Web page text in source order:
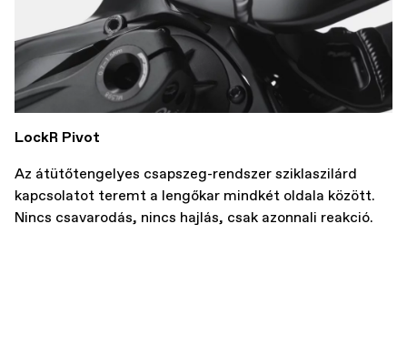
LockR Pivot
Az átütőtengelyes csapszeg-rendszer sziklaszilárd
kapcsolatot teremt a lengőkar mindkét oldala között.
Nincs csavarodás, nincs hajlás, csak azonnali reakció.